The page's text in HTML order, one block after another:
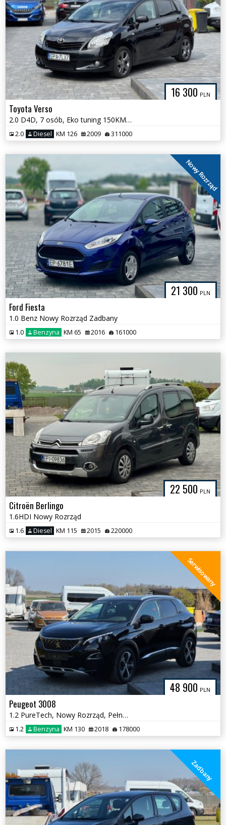
16 300 PLN
Toyota Verso
2.0 D4D, 7 osób, Eko tuning 150KM, Hak, Salon Polska
2.0 Diesel KM 126 2009 311000
21 300 PLN
Nowy Rozrząd
Ford Fiesta
1.0 Benz Nowy Rozrząd Zadbany
1.0 Benzyna KM 65 2016 161000
22 500 PLN
Citroën Berlingo
1.6HDI Nowy Rozrząd
1.6 Diesel KM 115 2015 220000
48 900 PLN
Serwisowany
Peugeot 3008
1.2 PureTech, Nowy Rozrząd, Pełna książka serwisowa
1.2 Benzyna KM 130 2018 178000
Zadbany